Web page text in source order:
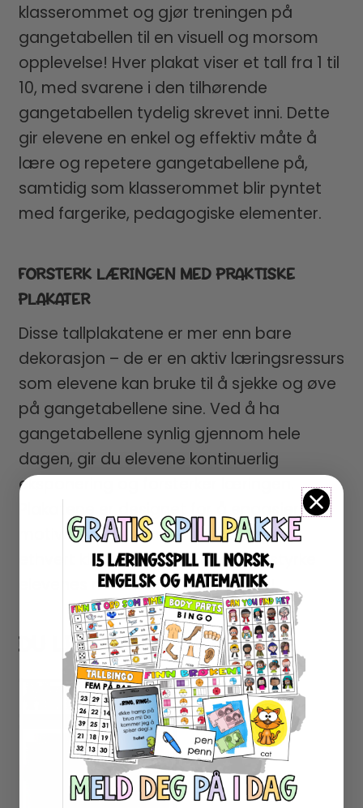
klasserommet og gjør treningen på
gangetabellen til en visuell og morsom
opplevelse! Hver plakat viser et tall fra 1 til
10, med svarene i den tilhørende
gangetabellen tydelig skrevet inni. Dette
gir elevene en enkel og effektiv måte å
lære og repetere gangetabellene på,
samtidig som klasserommet blir pyntet
med fargerike, pedagogiske elementer.
FORSTERK LÆRINGEN MED PRAKTISKE
PLAKATER
Disse tallplakatene er mer enn bare
dekorasjon – de er en aktiv læringsressurs
som elevene kan bruke til å sjekke og øve
på gangetabellene sine. Ved å ha
gangetabellene synlig gjennom hele
dagen, gir du elevene kontinuerlig
eksponering og forsterker læringen.
Plakatene er designet for å engasjere og
motivere, og er en perfekt tillegg til
ethvert klasserom som ønsker å styrke
elevenes matematikkferdigheter!
DU LIKER KANSKJE OGSÅ…